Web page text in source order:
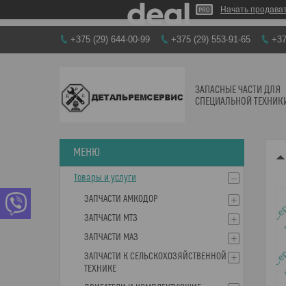
Начать
+375 (29) 644-00-99 +375 (29) 553-91-65
ЗАПАСНЫЕ ЧАСТИ ДЛЯ
СПЕЦИАЛЬНОЙ
Товары и услуги
ЗАПЧАСТИ АМКОДОР
ЗАПЧАСТИ МТЗ
ЗАПЧАСТИ МАЗ
ЗАПЧАСТИ К СЕЛЬСКОХОЗЯЙСТВЕННОЙ
ТЕХНИКЕ